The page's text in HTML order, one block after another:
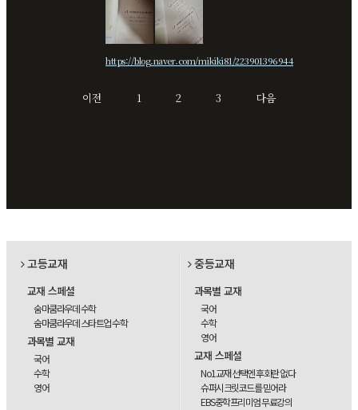
https://blog.naver.com/mikiki81/223901396944
이전 1 2 3 다음
고등교재
교재 스페셜
숨마쿰라우데 수학
숨마쿰라우데 스타트업 수학
과목별 교재
국어
수학
영어
중등교재
과목별 교재
국어
수학
영어
교재 스페셜
No1교재 선택엔 후회란 없다
슈퍼시크릿코드를 믿어라
EBS중학프리미엄 무료강의